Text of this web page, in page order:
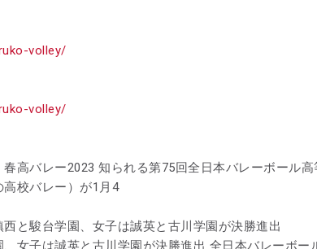
volley/
volley/
高バレー2023 知られる第75回全日本バレーボール高
校バレー）が1月4
西と駿台学園、女子は誠英と古川学園が決勝進出
女子は誠英と古川学園が決勝進出 全日本バレーボー